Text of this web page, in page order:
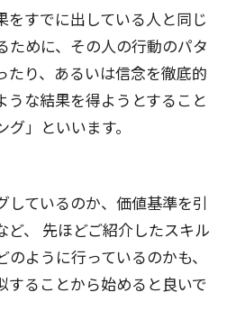
をすでに出している人と同じ
ために、その人の行動のパタ
たり、あるいは信念を徹底的
うな結果を得ようとすること
」といいます。
しているのか、価値基準を引
ど、 先ほどご紹介したスキル
ように行っているのかも、
することから始めると良いで